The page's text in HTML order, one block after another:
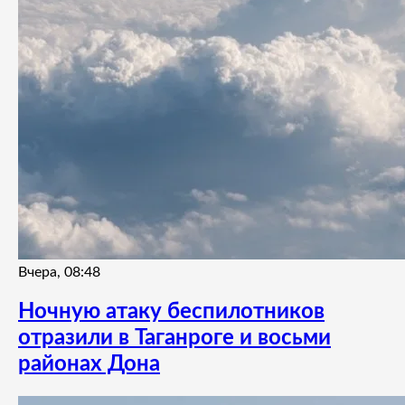
Вчера, 08:48
Ночную атаку беспилотников
отразили в Таганроге и восьми
районах Дона